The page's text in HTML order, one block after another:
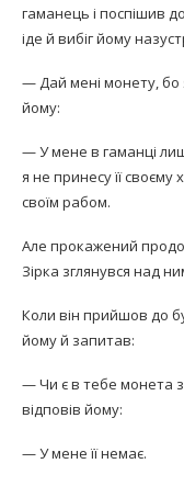
гаманець і поспішив
іде й вибіг йому
— Дай мені монету, бо
йому:
— У мене в гаманці
я не принесу її своєму
своїм рабом.
Але прокажений
Зірка зглянувся над
Коли він прийшов до
йому й запитав:
— Чи є в тебе монета
відповів йому:
— У мене її немає.